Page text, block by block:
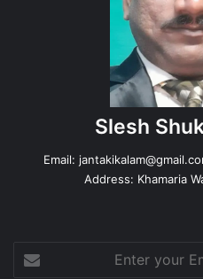
Slesh
Email:
Address: Khamaria
your